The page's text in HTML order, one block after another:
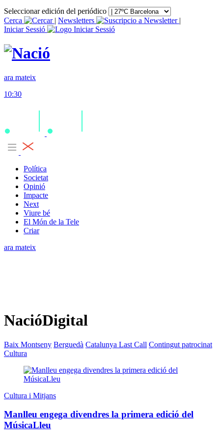
Seleccionar edición del periódico
Cerca
| Newsletters
|
Iniciar Sessió
ara mateix
10:30
Política
Societat
Opinió
Impacte
Next
Viure bé
El Món de la Tele
Criar
ara mateix
NacióDigital
Baix Montseny Berguedà Catalunya Last Call Contingut patrocinat
Cultura
Cultura i Mitjans
Manlleu engega divendres la primera edició del
MúsicaLleu